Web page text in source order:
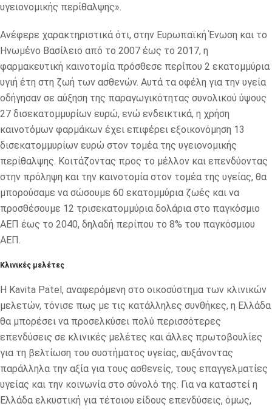
υγειονομικής περίθαλψης».
Ανέφερε χαρακτηριστικά ότι, στην Ευρωπαϊκή Ένωση και το
Ηνωμένο Βασίλειο από το 2007 έως το 2017, η
φαρμακευτική καινοτομία πρόσθεσε περίπου 2 εκατομμύρια
υγιή έτη στη ζωή των ασθενών. Αυτά τα οφέλη για την υγεία
οδήγησαν σε αύξηση της παραγωγικότητας συνολικού ύψους
27 δισεκατομμυρίων ευρώ, ενώ ενδεικτικά, η χρήση
καινοτόμων φαρμάκων έχει επιφέρει εξοικονόμηση 13
δισεκατομμυρίων ευρώ στον τομέα της υγειονομικής
περίθαλψης. Κοιτάζοντας προς το μέλλον και επενδύοντας
στην πρόληψη και την καινοτομία στον τομέα της υγείας, θα
μπορούσαμε να σώσουμε 60 εκατομμύρια ζωές και να
προσθέσουμε 12 τρισεκατομμύρια δολάρια στο παγκόσμιο
ΑΕΠ έως το 2040, δηλαδή περίπου το 8% του παγκόσμιου
ΑΕΠ.
Κλινικές μελέτες
Η Kavita Patel, αναφερόμενη στο οικοσύστημα των κλινικών
μελετών, τόνισε πως με τις κατάλληλες συνθήκες, η Ελλάδα
θα μπορέσει να προσελκύσει πολύ περισσότερες
επενδύσεις σε κλινικές μελέτες και άλλες πρωτοβουλίες
για τη βελτίωση του συστήματος υγείας, αυξάνοντας
παράλληλα την αξία για τους ασθενείς, τους επαγγελματίες
υγείας και την κοινωνία στο σύνολό της. Για να καταστεί η
Ελλάδα ελκυστική για τέτοιου είδους επενδύσεις, όμως,